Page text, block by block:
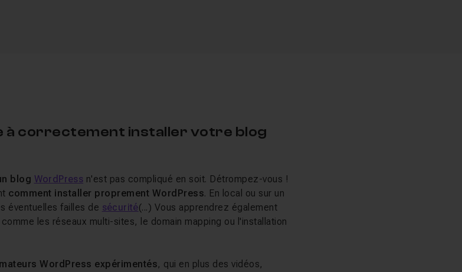
à correctement installer votre blog
blog WordPress n'est pas compliqué en soit. Détrompez-vous !
comment installer proprement WordPress. En local ou sur un
éventuelles failles de sécurité(...) Vous apprendrez également
les réseaux multi-sites, le domain mapping ou l'installation
WordPress expérimentés, qui en plus des vidéos,